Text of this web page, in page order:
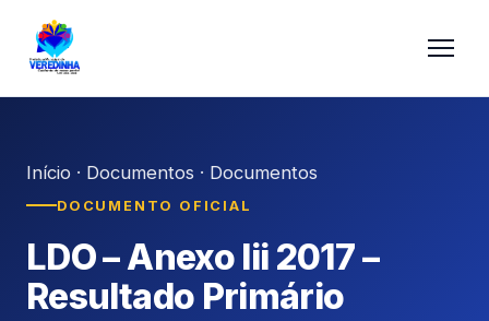
Início · Documentos · Documentos
DOCUMENTO OFICIAL
LDO – Anexo Iii 2017 –
Resultado Primário